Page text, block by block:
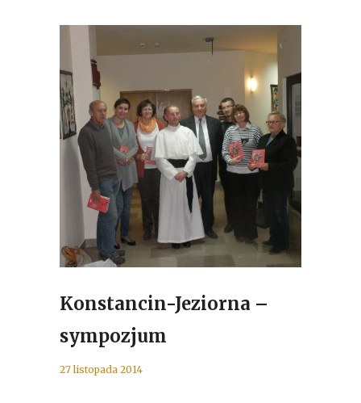
Konstancin-Jeziorna –
sympozjum
27 listopada 2014